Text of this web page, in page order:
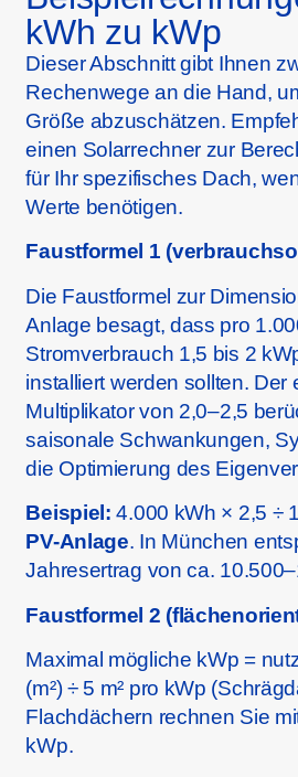
kWh zu kWp
Dieser Abschnitt gibt Ihnen
Rechenwege an die Hand,
Größe abzuschätzen.
einen Solarrechner zur
für Ihr spezifisches Dach,
Werte benötigen.
Faustformel 1
Die Faustformel zur
Anlage besagt, dass pro
Stromverbrauch 1,5 bis 2
installiert werden sollten. Der
Multiplikator von 2,0–2,5
saisonale Schwankungen,
die Optimierung des
Beispiel: 4.000 kWh × 2,5 ÷
PV-Anlage. In München
Jahresertrag von ca.
Faustformel 2
Maximal mögliche kWp =
(m²) ÷ 5 m² pro kWp
Flachdächern rechnen Sie
kWp.